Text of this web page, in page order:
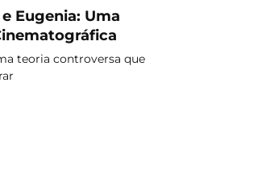
Eugenia: Uma
teoria controversa que